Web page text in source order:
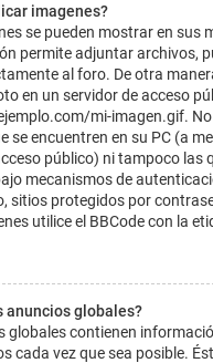
imagenes?
se pueden mostrar en sus
permite adjuntar archivos,
al foro. De otra
en un servidor de acceso
mi-imagen.gif.
se encuentren en su PC (a
público) ni tampoco las
mecanismos de
sitios protegidos por
utilice el BBCode con la
anuncios globales?
globales contienen
cada vez que sea posible.